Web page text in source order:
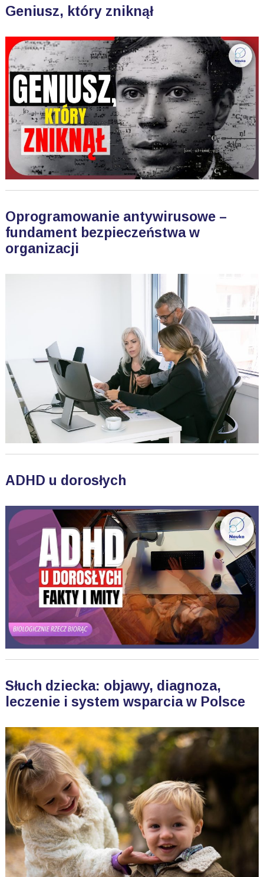
Geniusz, który zniknął
Oprogramowanie antywirusowe –
fundament bezpieczeństwa w
organizacji
ADHD u dorosłych
Słuch dziecka: objawy, diagnoza,
leczenie i system wsparcia w Polsce